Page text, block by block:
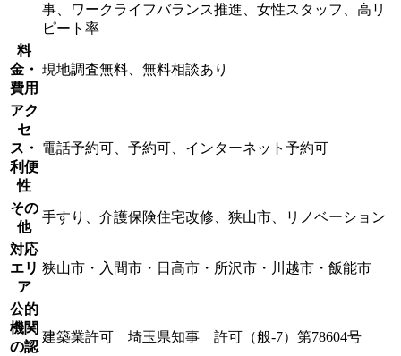
事、ワークライフバランス推進、女性スタッフ、高リ
ピート率
料
金・
費用
現地調査無料、無料相談あり
アク
セ
ス・
利便
性
電話予約可、予約可、インターネット予約可
その
他
手すり、介護保険住宅改修、狭山市、リノベーション
対応
エリ
ア
狭山市・入間市・日高市・所沢市・川越市・飯能市
公的
機関
の認
建築業許可 埼玉県知事 許可（般-7）第78604号